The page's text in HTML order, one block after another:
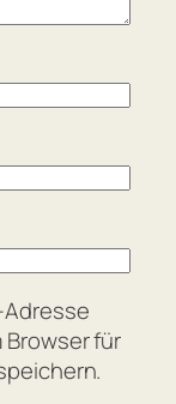
Adresse
für